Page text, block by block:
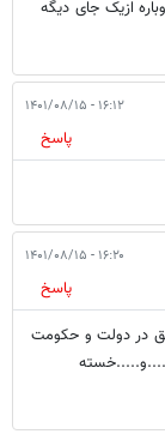
ازیک جای دیگه
۱۶:۱۲ - ۱۴۰۱/۰۸/۱۵
پاسخ
۱۶:۲۰ - ۱۴۰۱/۰۸/۱۵
پاسخ
در دولت و حکومت
و.‌‌‌‌...و.....خسته